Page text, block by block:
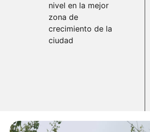
nivel en la mejor
zona de
crecimiento de la
ciudad